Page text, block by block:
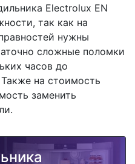
Electrolux EN
так как на
нужны
сложные поломки
часов до
на стоимость
заменить